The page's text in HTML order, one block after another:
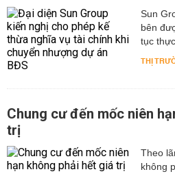
Sun
bên
tục
THỊ
Chung cư đến mốc niên
trị
Theo
không